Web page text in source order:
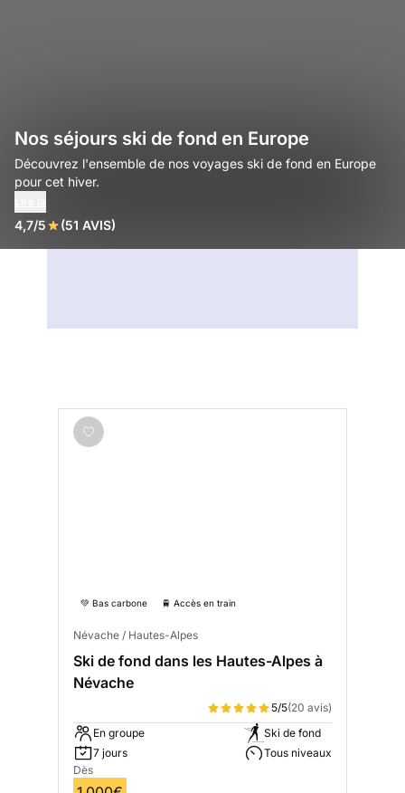
Nos séjours ski de fond en Europe
Découvrez l'ensemble de nos voyages ski de fond en Europe
pour cet hiver.
4,7/5 (51 AVIS)
💚 Bas carbone 🚆 Accès en train
Névache / Hautes-Alpes
Ski de fond dans les Hautes-Alpes à
Névache
5/5(20 avis)
En groupe
7 jours
Ski de fond
Tous niveaux
Dès